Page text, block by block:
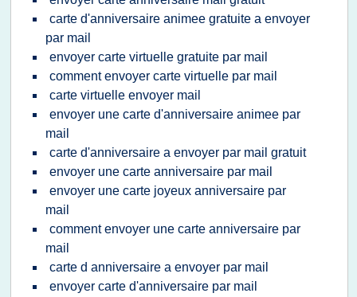
carte d'anniversaire animee gratuite a envoyer
par mail
envoyer carte virtuelle gratuite par mail
comment envoyer carte virtuelle par mail
carte virtuelle envoyer mail
envoyer une carte d'anniversaire animee par
mail
carte d'anniversaire a envoyer par mail gratuit
envoyer une carte anniversaire par mail
envoyer une carte joyeux anniversaire par
mail
comment envoyer une carte anniversaire par
mail
carte d anniversaire a envoyer par mail
envoyer carte d'anniversaire par mail